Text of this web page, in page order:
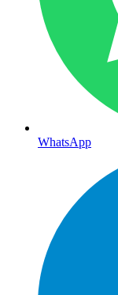
WhatsApp